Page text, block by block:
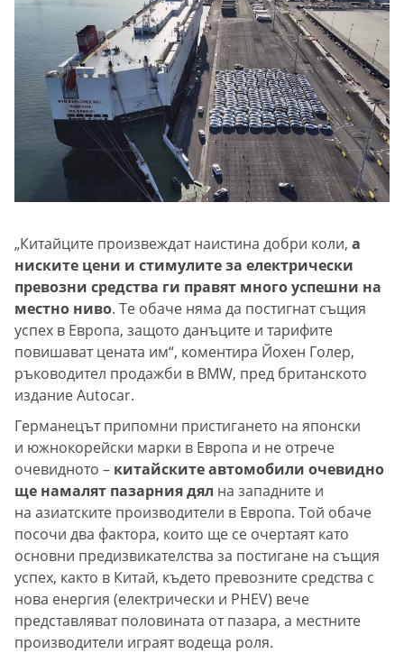
„Китайците произвеждат наистина добри коли, а
ниските цени и стимулите за електрически
превозни средства ги правят много успешни на
местно ниво. Те обаче няма да постигнат същия
успех в Европа, защото данъците и тарифите
повишават цената им“, коментира Йохен Голер,
ръководител продажби в BMW, пред британското
издание Autocar.
Германецът припомни пристигането на японски
и южнокорейски марки в Европа и не отрече
очевидното – китайските автомобили очевидно
ще намалят пазарния дял на западните и
на азиатските производители в Европа. Той обаче
посочи два фактора, които ще се очертаят като
основни предизвикателства за постигане на същия
успех, както в Китай, където превозните средства с
нова енергия (електрически и PHEV) вече
представляват половината от пазара, а местните
производители играят водеща роля.